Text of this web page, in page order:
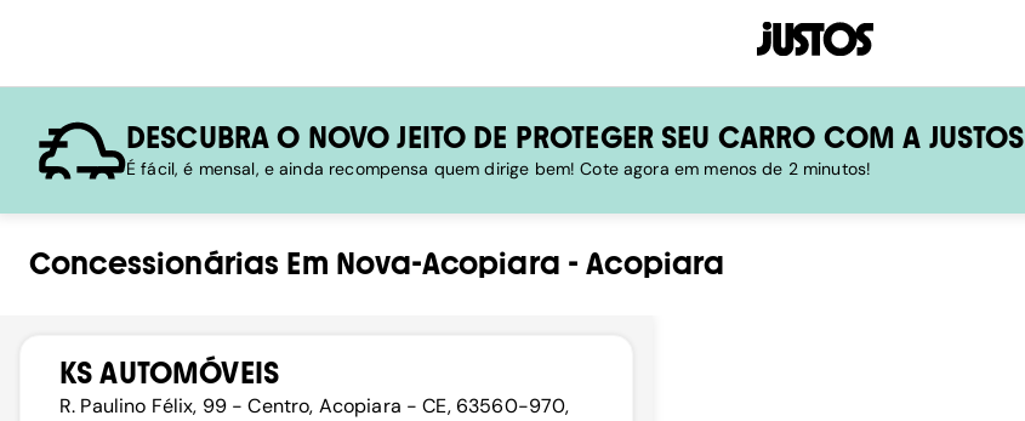
DESCUBRA O NOVO JEITO DE PROTEGER SEU CARRO COM A JUSTOS
É fácil, é mensal, e ainda recompensa quem dirige bem! Cote agora em menos de 2 minutos!
Concessionárias Em Nova-Acopiara -Acopiara
KS AUTOMÓVEIS
R. Paulino Félix, 99 - Centro, Acopiara - CE, 63560-970,